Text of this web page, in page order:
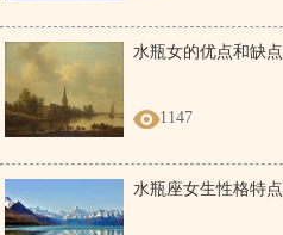
水瓶女的优点和缺点
1147
水瓶座女生性格特点